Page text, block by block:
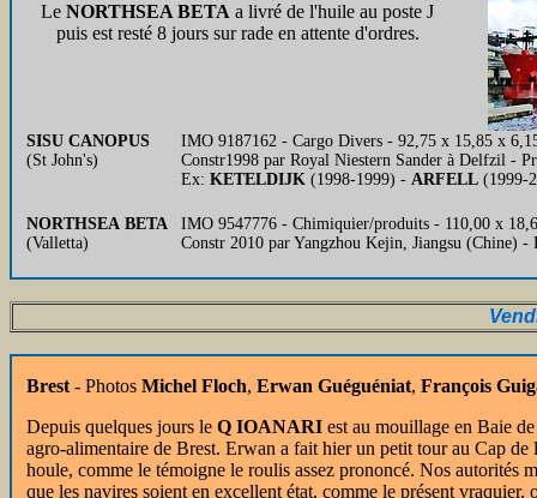
Le NORTHSEA BETA a livré de l'huile au poste J
puis est resté 8 jours sur rade en attente d'ordres.
SISU CANOPUS
(St John's)
IMO 9187162 - Cargo Divers - 92,75 x 15,85 x
Constr1998 par Royal Niestern Sander à Delfzil -
Ex: KETELDIJK (1998-1999) - ARFELL (1999-
NORTHSEA BETA
(Valletta)
IMO 9547776 - Chimiquier/produits - 110,00 x
Constr 2010 par Yangzhou Kejin, Jiangsu
Brest - Photos Michel Floch, Erwan Guéguéniat, François
Depuis quelques jours le Q IOANARI est au mouillage en Baie
agro-alimentaire de Brest. Erwan a fait hier un petit tour au Cap
houle, comme le témoigne le roulis assez prononcé. Nos autorités
que les navires soient en excellent état, comme le présent